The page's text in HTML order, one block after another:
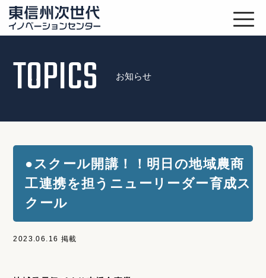
TOPICS お知らせ
●スクール開講！！明日の地域農商
工連携を担うニューリーダー育成ス
クール
2023.06.16 掲載